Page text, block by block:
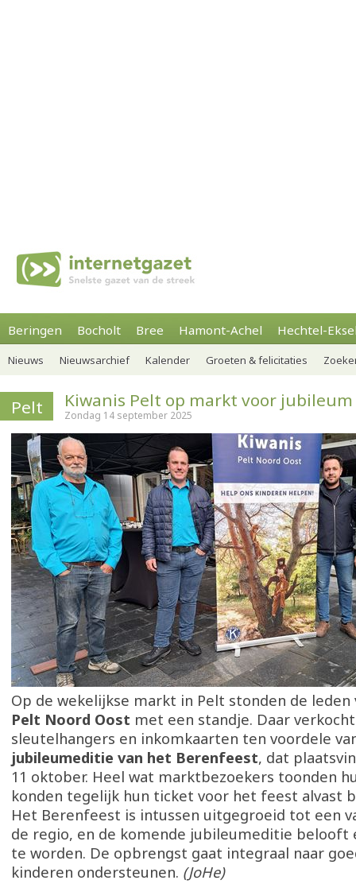
Beringen Bocholt Bree Hamont-Achel Hechtel-
Nieuws Nieuwsarchief Kalender Groeten & felicitaties
Pelt Kiwanis Pelt op markt voor
Zondag 14 september 2025
Op de wekelijkse markt in Pelt stonden de leden
Pelt Noord Oost met een standje. Daar
sleutelhangers en inkomkaarten ten voordele
jubileumeditie van het Berenfeest, dat
11 oktober. Heel wat marktbezoekers toonden
konden tegelijk hun ticket voor het feest alvast
Het Berenfeest is intussen uitgegroeid tot een
de regio, en de komende jubileumeditie belooft
te worden. De opbrengst gaat integraal naar
kinderen ondersteunen. (JoHe)